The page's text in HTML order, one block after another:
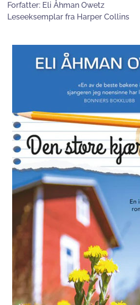
Forfatter: Eli Åhman Owetz
Leseeksemplar fra Harper Collins